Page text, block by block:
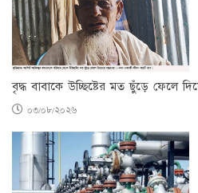
বৃদ্ধ বাবাকে উচ্ছিষ্টের মত ছুঁড়ে ফেলে
০৩/০৮/২০২৬